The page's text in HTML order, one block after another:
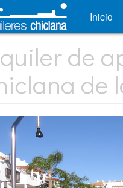
Inicio
de
de